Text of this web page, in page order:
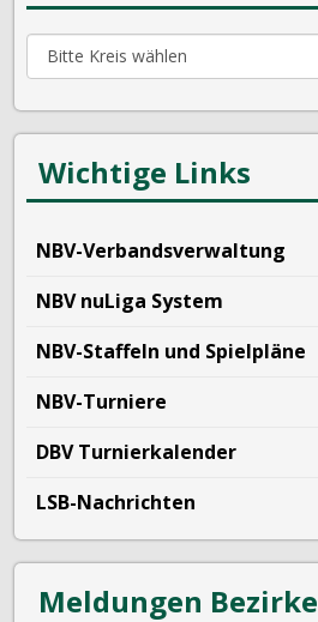
Wichtige Links
NBV-Verbandsverwaltung
NBV nuLiga System
NBV-Staffeln und Spielpläne
NBV-Turniere
DBV Turnierkalender
LSB-Nachrichten
Meldungen Bezirke